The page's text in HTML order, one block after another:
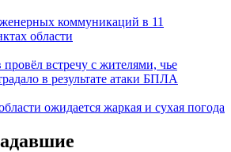
коммуникаций в 11
области
встречу с жителями, чье
в результате атаки БПЛА
ожидается жаркая и сухая погода